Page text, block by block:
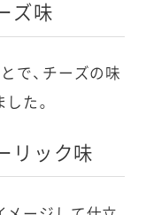
ズ味
で、チーズの味
た。
リック味